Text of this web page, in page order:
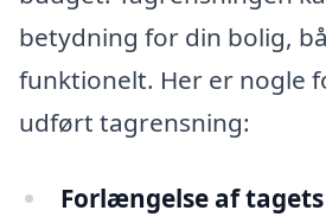
betydning for din bolig,
funktionelt. Her er nogle
udført tagrensning:
Forlængelse af